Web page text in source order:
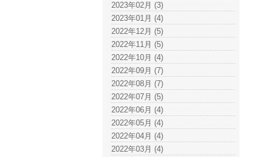
2023年02月 (3)
2023年01月 (4)
2022年12月 (5)
2022年11月 (5)
2022年10月 (4)
2022年09月 (7)
2022年08月 (7)
2022年07月 (5)
2022年06月 (4)
2022年05月 (4)
2022年04月 (4)
2022年03月 (4)